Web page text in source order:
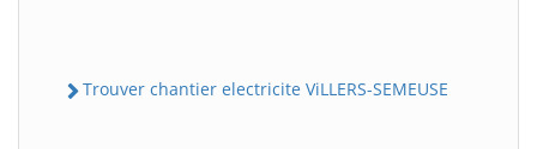
Trouver chantier electricite ViLLERS-SEMEUSE